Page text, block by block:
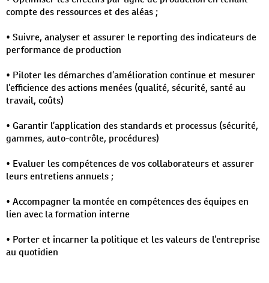
compte des ressources et des aléas ;
• Suivre, analyser et assurer le reporting des indicateurs de
performance de production
• Piloter les démarches d’amélioration continue et mesurer
l’efficience des actions menées (qualité, sécurité, santé au
travail, coûts)
• Garantir l’application des standards et processus (sécurité,
gammes, auto-contrôle, procédures)
• Evaluer les compétences de vos collaborateurs et assurer
leurs entretiens annuels ;
• Accompagner la montée en compétences des équipes en
lien avec la formation interne
• Porter et incarner la politique et les valeurs de l’entreprise
au quotidien